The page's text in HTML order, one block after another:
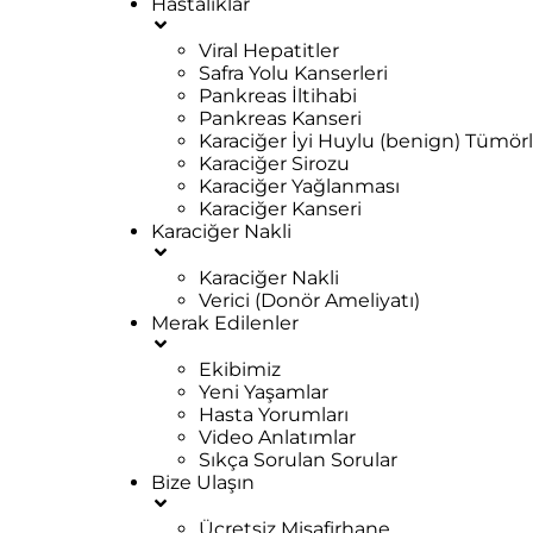
Viral Hepatitler
Safra Yolu Kanserleri
Pankreas İltihabi
Pankreas Kanseri
Karaciğer İyi Huylu (benign)
Karaciğer Sirozu
Karaciğer Yağlanması
Karaciğer Kanseri
Karaciğer Nakli
Karaciğer Nakli
Verici (Donör Ameliyatı)
Merak Edilenler
Ekibimiz
Yeni Yaşamlar
Hasta Yorumları
Video Anlatımlar
Sıkça Sorulan Sorular
Bize Ulaşın